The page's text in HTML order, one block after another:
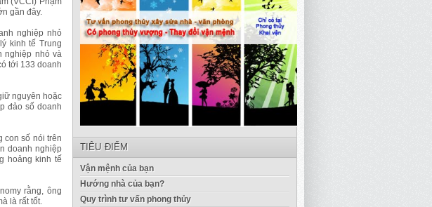
gần đây.
nghiệp nhỏ
kinh tế Trung
nghiệp nhỏ và
tới 133 doanh
nguyên hoặc
đảo số doanh
con số nói trên
doanh nghiệp
hoảng kinh tế
rằng, ông
là rất tốt.
TIÊU ĐIỂM
Vận mệnh của bạn
Hướng nhà của bạn?
Quy trình tư vấn phong thủy